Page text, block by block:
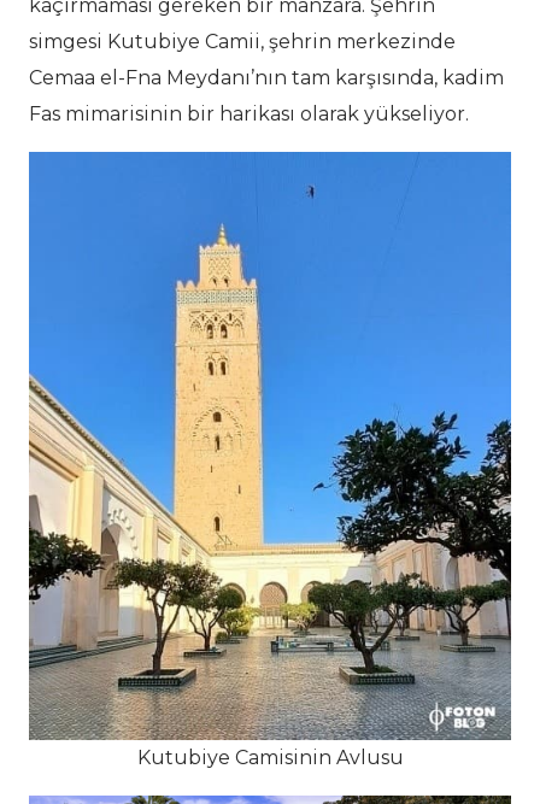
kaçırmaması gereken bir manzara. Şehrin
simgesi Kutubiye Camii, şehrin merkezinde
Cemaa el-Fna Meydanı’nın tam karşısında, kadim
Fas mimarisinin bir harikası olarak yükseliyor.
Kutubiye Camisinin Avlusu